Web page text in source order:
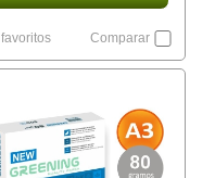
favoritos Comparar